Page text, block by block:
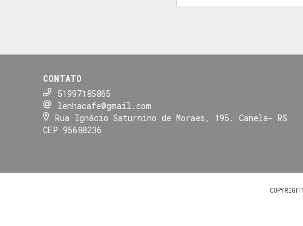
CONTATO
51997185865
lenhacafe@gmail.com
Rua Ignácio Saturnino de Moraes, 195. Canela- RS
CEP 95680236